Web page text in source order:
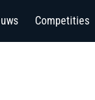
Competities